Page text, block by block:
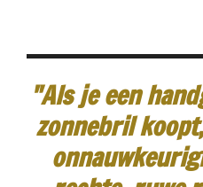
"Als je een
zonnebril